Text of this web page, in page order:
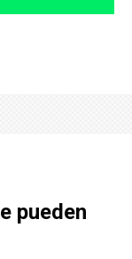
pueden